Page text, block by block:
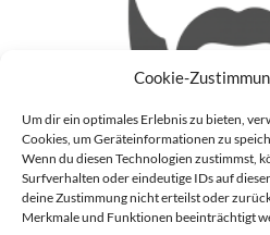
Cookie-
Um dir ein optimales Erlebnis zu bieten,
Cookies, um Geräteinformationen zu
Wenn du diesen Technologien zustimmst,
Surfverhalten oder eindeutige IDs auf
deine Zustimmung nicht erteilst oder
Merkmale und Funktionen beeinträchtigt
Patrick